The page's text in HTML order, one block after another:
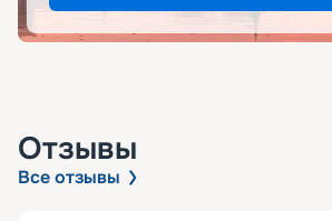
Отзывы
Все отзывы